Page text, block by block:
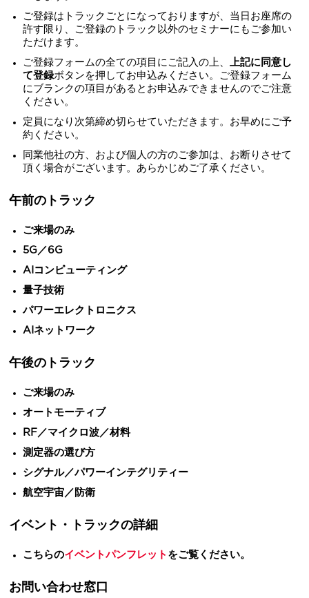
ご登録はトラックごとになっておりますが、当日お座席の
許す限り、ご登録のトラック以外のセミナーにもご参加い
ただけます。
ご登録フォームの全ての項目にご記入の上、
上記に同意し
て登録ボタンを押してお申込みください。ご登録フォーム
にブランクの項目があるとお申込みできませんのでご注意
ください。
定員になり次第締め切らせていただきます。お早めにご予
約ください。
同業他社の方、および個人の方のご参加は、お断りさせて
頂く場合がございます。あらかじめご了承ください。
午前のトラック
ご来場のみ
5G／6G
AIコンピューティング
量子技術
パワーエレクトロニクス
AIネットワーク
午後のトラック
ご来場のみ
オートモーティブ
RF／マイクロ波／材料
測定器の選び方
シグナル／パワーインテグリティー
航空宇宙／防衛
イベント・トラックの詳細
こちらのイベントパンフレット をご覧ください。
お問い合わせ窓口